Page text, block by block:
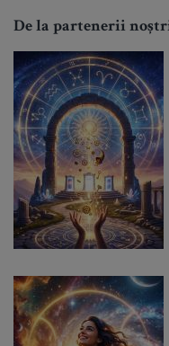
De la partenerii